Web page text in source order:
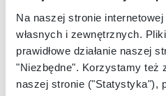
Na naszej stronie
własnych i zewnętrznych.
prawidłowe działanie naszej
"Niezbędne". Korzystamy też
naszej stronie ("Statystyka"),